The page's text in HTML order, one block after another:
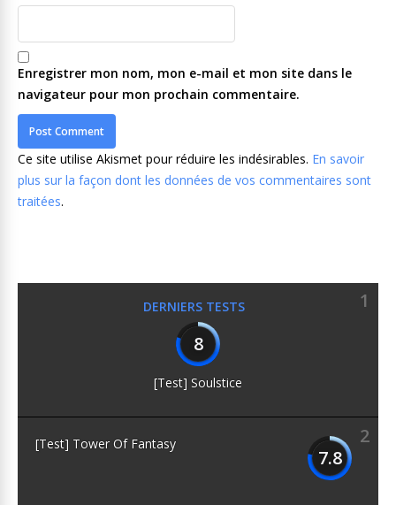
Enregistrer mon nom, mon e-mail et mon site dans le
navigateur pour mon prochain commentaire.
Ce site utilise Akismet pour réduire les indésirables. En savoir
plus sur la façon dont les données de vos commentaires sont
traitées.
DERNIERS TESTS
1
8
[Test] Soulstice
2
7.8
[Test] Tower Of Fantasy